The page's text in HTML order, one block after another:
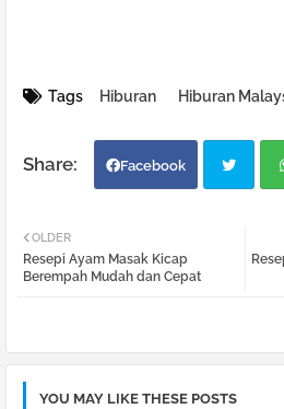
Tags Hiburan Hiburan
Facebook
OLDER
Resepi Ayam Masak Kicap
Berempah Mudah dan Cepat
YOU MAY LIKE THESE POSTS